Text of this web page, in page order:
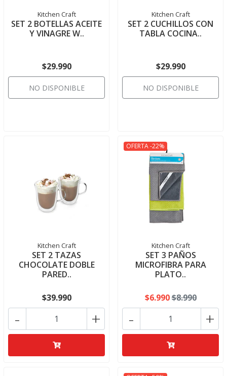
Kitchen Craft
SET 2 BOTELLAS ACEITE
Y VINAGRE W..
$29.990
NO DISPONIBLE
Kitchen Craft
SET 2 CUCHILLOS CON
TABLA COCINA..
$29.990
NO DISPONIBLE
Kitchen Craft
SET 2 TAZAS
CHOCOLATE DOBLE
PARED..
$39.990
+
-
OFERTA -22%
Kitchen Craft
SET 3 PAÑOS
MICROFIBRA PARA
PLATO..
$6.990$8.990
+
-